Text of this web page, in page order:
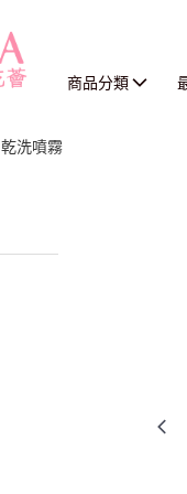
商品分類
乾洗噴霧